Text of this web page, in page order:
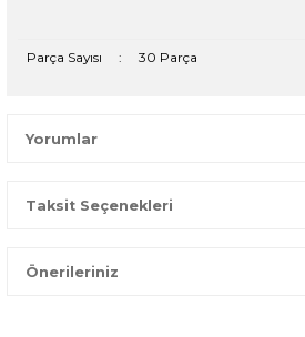
Parça Sayısı : 30 Parça
Yorumlar
Bir dakikanızı ayırın, yorumunuzla
Taksit Seçenekleri
Önerileriniz